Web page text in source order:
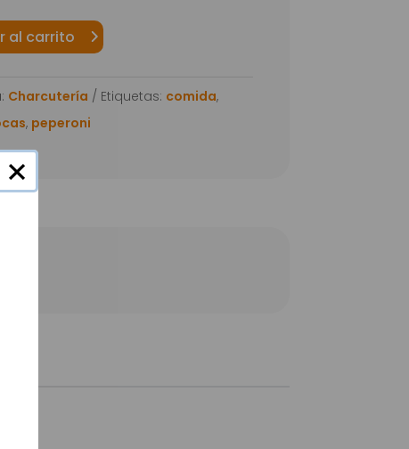
al carrito
Charcutería Etiquetas: comida,
, peperoni
×